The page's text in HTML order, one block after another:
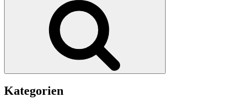
Kategorien